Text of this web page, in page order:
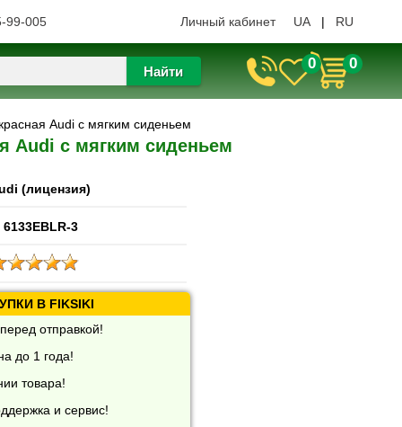
99-005 Личный кабинет UA | RU
Найти 0 0
Audi с мягким сиденьем
Audi с мягким сиденьем
(лицензия)
6133EBLR-3
В FIKSIKI
отправкой!
до 1 года!
товара!
и сервис!